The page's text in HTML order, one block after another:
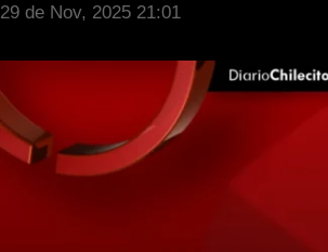
29 de Nov, 2025 21:01